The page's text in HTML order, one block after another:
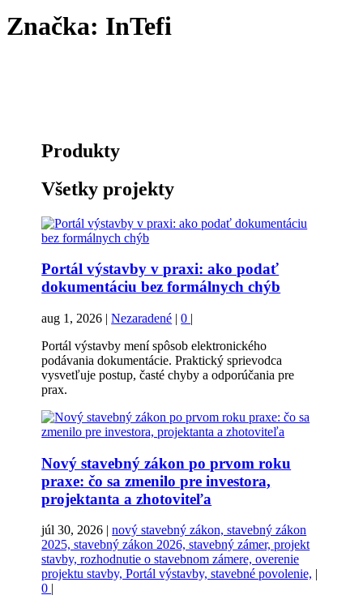
Značka: InTefi
Produkty
Všetky projekty
Portál výstavby v praxi: ako podať
dokumentáciu bez formálnych chýb
aug 1, 2026 |Nezaradené |0 |
Portál výstavby mení spôsob elektronického
podávania dokumentácie. Praktický sprievodca
vysvetľuje postup, časté chyby a odporúčania pre
prax.
Nový stavebný zákon po prvom roku
praxe: čo sa zmenilo pre investora,
projektanta a zhotoviteľa
júl 30, 2026 |nový stavebný zákon, stavebný zákon
2025, stavebný zákon 2026, stavebný zámer, projekt
stavby, rozhodnutie o stavebnom zámere, overenie
projektu stavby, Portál výstavby, stavebné povolenie,
0